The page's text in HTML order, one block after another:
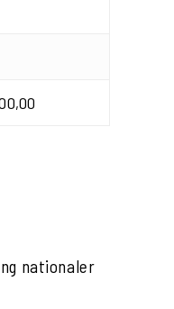
nationaler